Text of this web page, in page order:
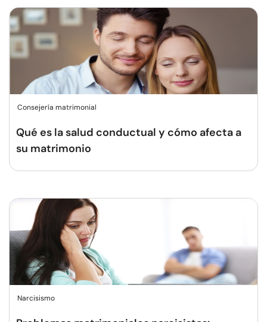
Consejería matrimonial
Qué es la salud conductual y cómo afecta a
su matrimonio
Narcisismo